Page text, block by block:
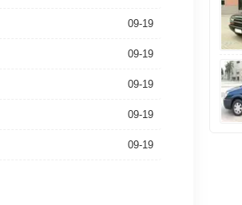
09-19
09-19
09-19
09-19
09-19